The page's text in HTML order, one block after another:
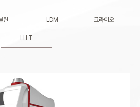
린 LDM 크라이오
LLLT